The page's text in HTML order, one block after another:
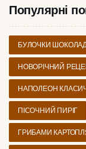
Популярні
БУЛОЧКИ
НОВОРІЧНИЙ
НАПОЛЕОН
ПІСОЧНИЙ ПИРІГ
ГРИБАМИ